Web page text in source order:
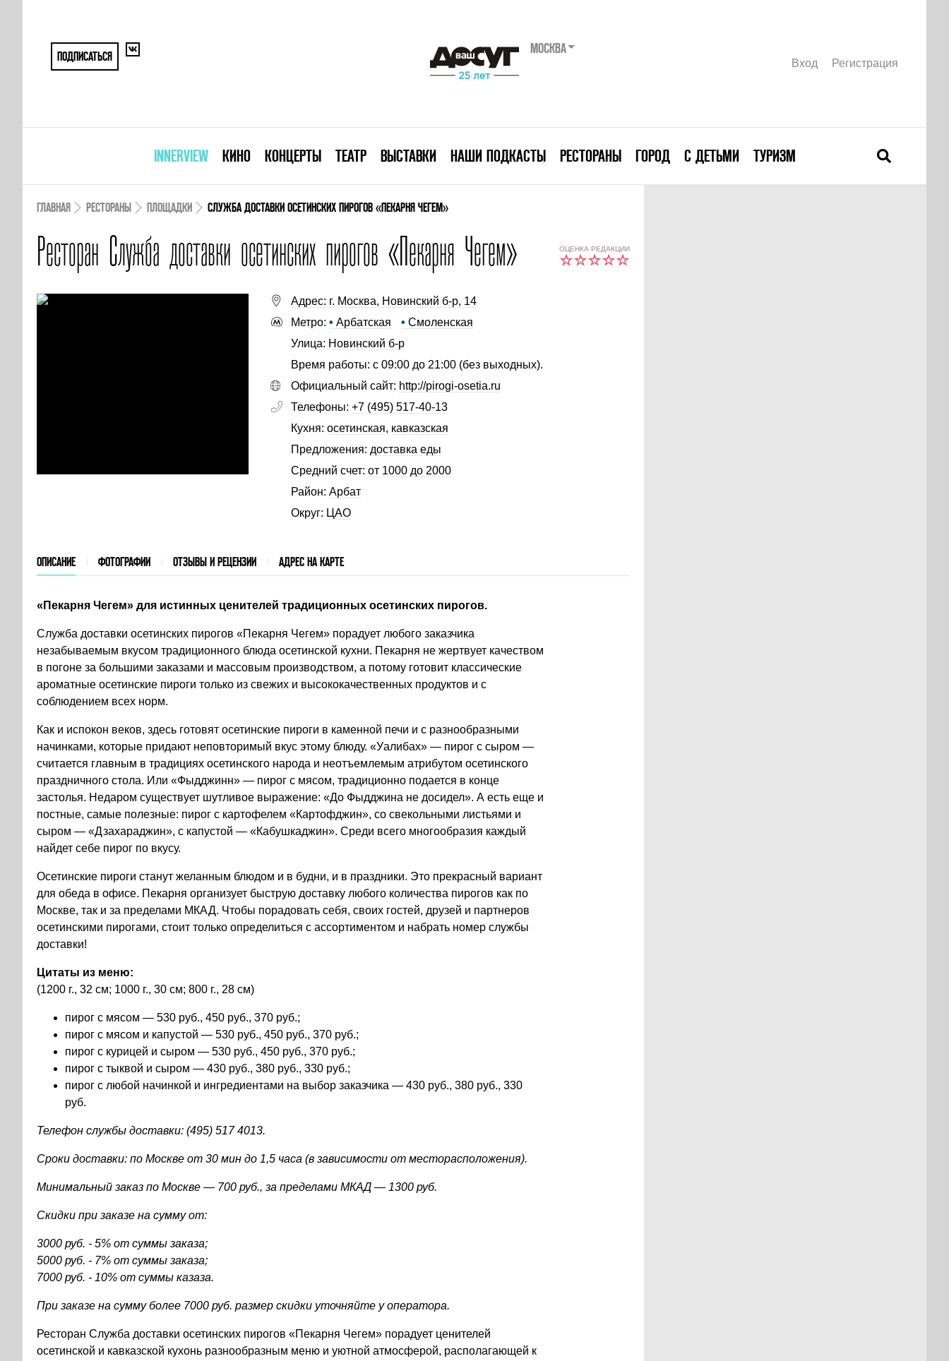
ПОДПИСАТЬСЯ
МОСКВА
Вход Регистрация
INNERVIEW КИНО КОНЦЕРТЫ ТЕАТР ВЫСТАВКИ НАШИ ПОДКАСТЫ РЕСТОРАНЫ ГОРОД С ДЕТЬМИ ТУРИЗМ
ГЛАВНАЯ РЕСТОРАНЫ ПЛОЩАДКИ СЛУЖБА ДОСТАВКИ ОСЕТИНСКИХ ПИРОГОВ «ПЕКАРНЯ ЧЕГЕМ»
Ресторан Служба доставки осетинских пирогов «Пекарня Чегем» ОЦЕНКА РЕДАКЦИИ
Адрес: г. Москва, Новинский б-р, 14
Метро: • Арбатская • Смоленская
Улица: Новинский б-р
Время работы: с 09:00 до 21:00 (без выходных).
Официальный сайт: http://pirogi-osetia.ru
Телефоны: +7 (495) 517-40-13
Кухня: осетинская, кавказская
Предложения: доставка еды
Средний счет: от 1000 до 2000
Район: Арбат
Округ: ЦАО
ОПИСАНИЕ ФОТОГРАФИИ ОТЗЫВЫ И РЕЦЕНЗИИ АДРЕС НА КАРТЕ
«Пекарня Чегем» для истинных ценителей традиционных осетинских пирогов.
Служба доставки осетинских пирогов «Пекарня Чегем» порадует любого заказчика
незабываемым вкусом традиционного блюда осетинской кухни. Пекарня не жертвует качеством
в погоне за большими заказами и массовым производством, а потому готовит классические
ароматные осетинские пироги только из свежих и высококачественных продуктов и с
соблюдением всех норм.
Как и испокон веков, здесь готовят осетинские пироги в каменной печи и с разнообразными
начинками, которые придают неповторимый вкус этому блюду. «Уaлибах» — пирог с сыром —
считается главным в традициях осетинского народа и неотъемлемым атрибутом осетинского
праздничного стола. Или «Фыдджинн» — пирог с мясом, традиционно подается в конце
застолья. Недаром существует шутливое выражение: «До Фыдджина не досидел». А есть еще и
постные, самые полезные: пирог с картофелем «Картофджин», со свекольными листьями и
сыром — «Дзахараджин», с капустой — «Кабушкаджин». Среди всего многообразия каждый
найдет себе пирог по вкусу.
Осетинские пироги станут желанным блюдом и в будни, и в праздники. Это прекрасный вариант
для обеда в офисе. Пекарня организует быструю доставку любого количества пирогов как по
Москве, так и за пределами МКАД. Чтобы порадовать себя, своих гостей, друзей и партнеров
осетинскими пирогами, стоит только определиться с ассортиментом и набрать номер службы
доставки!
Цитаты из меню:
(1200 г., 32 см; 1000 г., 30 см; 800 г., 28 см)
пирог с мясом — 530 руб., 450 руб., 370 руб.;
пирог с мясом и капустой — 530 руб., 450 руб., 370 руб.;
пирог с курицей и сыром — 530 руб., 450 руб., 370 руб.;
пирог с тыквой и сыром — 430 руб., 380 руб., 330 руб.;
пирог с любой начинкой и ингредиентами на выбор заказчика — 430 руб., 380 руб., 330
руб.
Телефон службы доставки: (495) 517 4013.
Сроки доставки: по Москве от 30 мин до 1,5 часа (в зависимости от месторасположения).
Минимальный заказ по Москве — 700 руб., за пределами МКАД — 1300 руб.
Скидки при заказе на сумму от:
3000 руб. - 5% от суммы заказа;
5000 руб. - 7% от суммы заказа;
7000 руб. - 10% от суммы казаза.
При заказе на сумму более 7000 руб. размер скидки уточняйте у оператора.
Ресторан Служба доставки осетинских пирогов «Пекарня Чегем» порадует ценителей
осетинской и кавказской кухонь разнообразным меню и уютной атмосферой, располагающей к